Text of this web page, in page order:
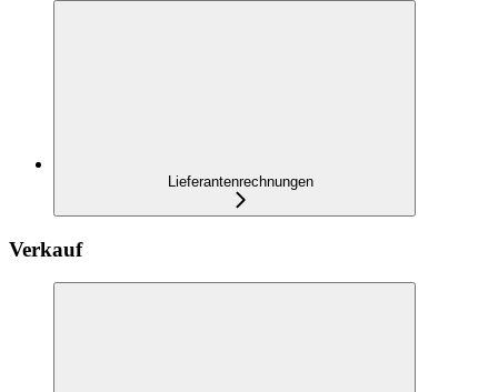
Lieferantenrechnungen
Verkauf